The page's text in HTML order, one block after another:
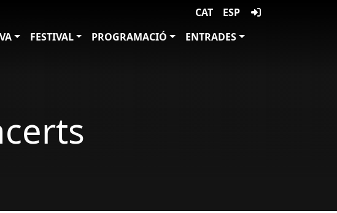
CAT
ESP
FESTIVAL PROGRAMACIÓ
ENTRADES